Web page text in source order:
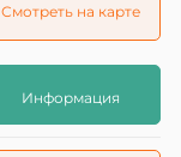
Смотреть на карте
Информация